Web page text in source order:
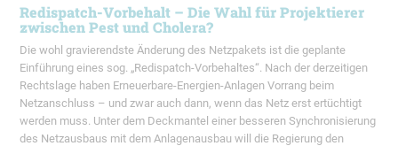
Redispatch-Vorbehalt – Die Wahl für Projektierer
zwischen Pest und Cholera?
Die wohl gravierendste Änderung des Netzpakets ist die geplante
Einführung eines sog. „Redispatch-Vorbehaltes“. Nach der derzeitigen
Rechtslage haben Erneuerbare-Energien-Anlagen Vorrang beim
Netzanschluss – und zwar auch dann, wenn das Netz erst ertüchtigt
werden muss. Unter dem Deckmantel einer besseren Synchronisierung
des Netzausbaus mit dem Anlagenausbau will die Regierung den